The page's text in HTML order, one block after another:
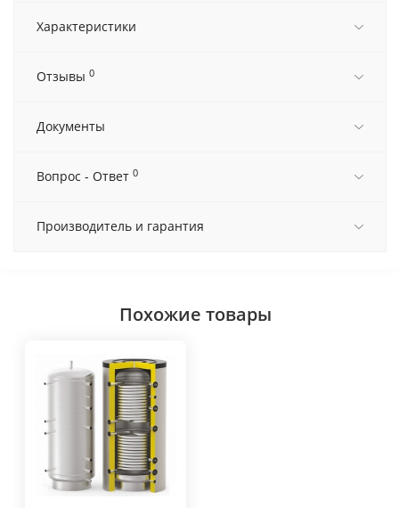
Характеристики
Отзывы 0
Документы
Вопрос - Ответ 0
Производитель и гарантия
Похожие товары